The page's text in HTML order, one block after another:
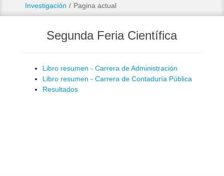
Investigación / Pagina actual
Segunda Feria Científica
Libro resumen - Carrera de Administración
Libro resumen - Carrera de Contaduría Pública
Resultados